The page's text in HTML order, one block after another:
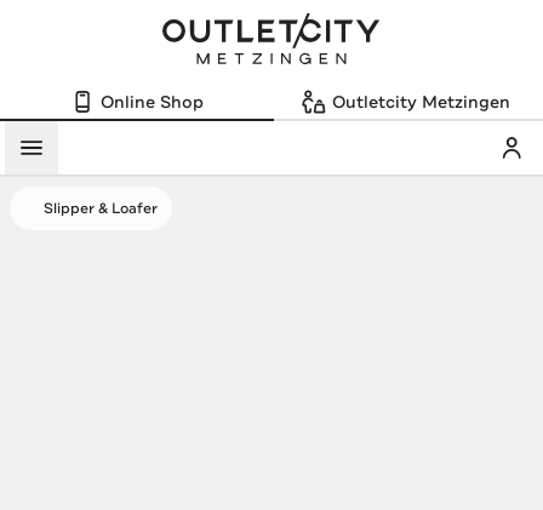
Online Shop Outletcity Metzingen
Menü
Slipper & Loafer